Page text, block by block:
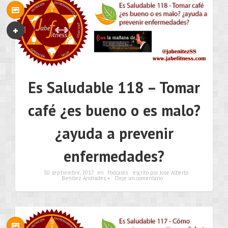
Es Saludable 118 – Tomar
café ¿es bueno o es malo?
¿ayuda a prevenir
enfermedades?
30 septiembre, 2017 en Podcasts escrito por Jose Alberto
Benítez Andrades • Deje un comentario